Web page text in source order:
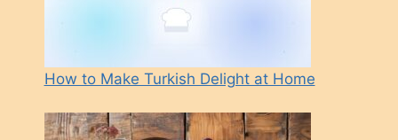
How to Make Turkish Delight at Home